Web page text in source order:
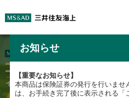
お知らせ
【重要なお知らせ】
本商品は保険証券の発行を行いませ
は、お手続き完了後に表示される「